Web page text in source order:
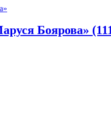
Боярова»